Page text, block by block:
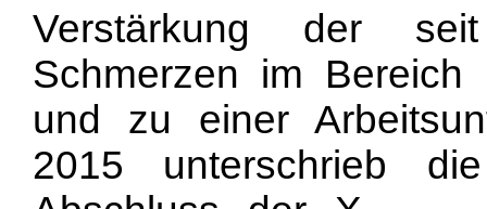
Verstärkung der
Schmerzen im Bereich
und zu einer
2015 unterschrieb